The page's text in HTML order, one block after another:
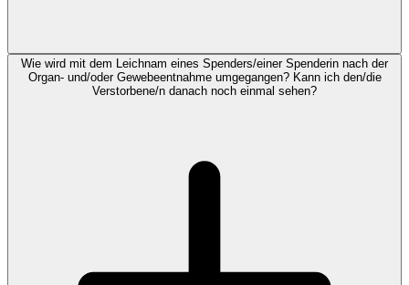
Wie wird mit dem Leichnam eines Spenders/einer Spenderin nach der
Organ- und/oder Gewebeentnahme umgegangen? Kann ich den/die
Verstorbene/n danach noch einmal sehen?